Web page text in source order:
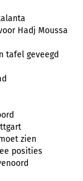
Hadj Moussa
tafel geveegd
zien
posities